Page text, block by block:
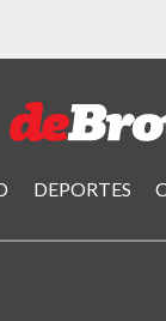
DEPORTES